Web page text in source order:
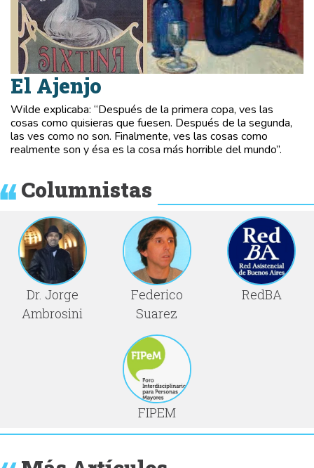
El Ajenjo
Wilde explicaba: “Después de la primera copa, ves las
cosas como quisieras que fuesen. Después de la segunda,
las ves como no son. Finalmente, ves las cosas como
realmente son y ésa es la cosa más horrible del mundo”.
Columnistas
Dr. Jorge
Ambrosini
Federico
Suarez
RedBA
FIPEM